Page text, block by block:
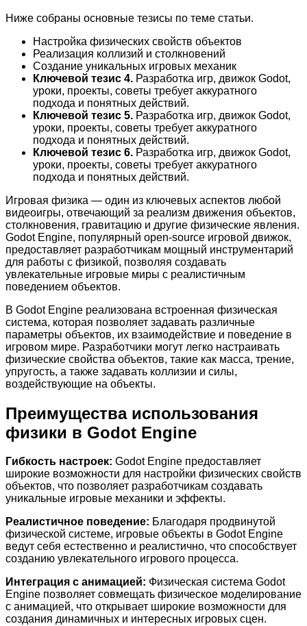
Ниже собраны основные тезисы по теме статьи.
Настройка физических свойств объектов
Реализация коллизий и столкновений
Создание уникальных игровых механик
Ключевой тезис 4. Разработка игр, движок Godot,
уроки, проекты, советы требует аккуратного
подхода и понятных действий.
Ключевой тезис 5. Разработка игр, движок Godot,
уроки, проекты, советы требует аккуратного
подхода и понятных действий.
Ключевой тезис 6. Разработка игр, движок Godot,
уроки, проекты, советы требует аккуратного
подхода и понятных действий.
Игровая физика — один из ключевых аспектов любой
видеоигры, отвечающий за реализм движения объектов,
столкновения, гравитацию и другие физические явления.
Godot Engine, популярный open-source игровой движок,
предоставляет разработчикам мощный инструментарий
для работы с физикой, позволяя создавать
увлекательные игровые миры с реалистичным
поведением объектов.
В Godot Engine реализована встроенная физическая
система, которая позволяет задавать различные
параметры объектов, их взаимодействие и поведение в
игровом мире. Разработчики могут легко настраивать
физические свойства объектов, такие как масса, трение,
упругость, а также задавать коллизии и силы,
воздействующие на объекты.
Преимущества использования
физики в Godot Engine
Гибкость настроек: Godot Engine предоставляет
широкие возможности для настройки физических свойств
объектов, что позволяет разработчикам создавать
уникальные игровые механики и эффекты.
Реалистичное поведение: Благодаря продвинутой
физической системе, игровые объекты в Godot Engine
ведут себя естественно и реалистично, что способствует
созданию увлекательного игрового процесса.
Интеграция с анимацией: Физическая система Godot
Engine позволяет совмещать физическое моделирование
с анимацией, что открывает широкие возможности для
создания динамичных и интересных игровых сцен.